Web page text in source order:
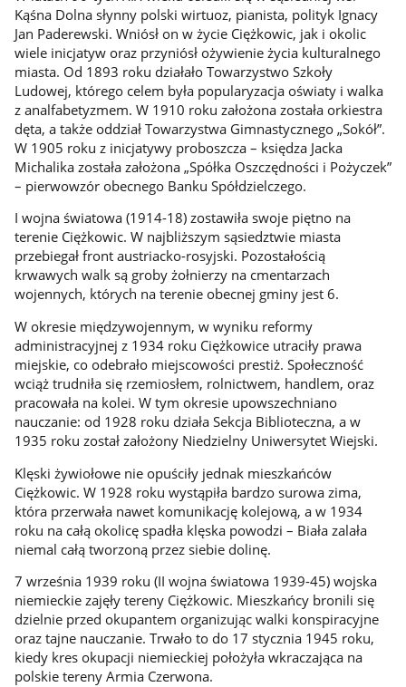
Kąśna Dolna słynny polski wirtuoz, pianista, polityk Ignacy
Jan Paderewski. Wniósł on w życie Ciężkowic, jak i okolic
wiele inicjatyw oraz przyniósł ożywienie życia kulturalnego
miasta. Od 1893 roku działało Towarzystwo Szkoły
Ludowej, którego celem była popularyzacja oświaty i walka
z analfabetyzmem. W 1910 roku założona została orkiestra
dęta, a także oddział Towarzystwa Gimnastycznego „Sokół”.
W 1905 roku z inicjatywy proboszcza – księdza Jacka
Michalika została założona „Spółka Oszczędności i Pożyczek”
– pierwowzór obecnego Banku Spółdzielczego.
I wojna światowa (1914-18) zostawiła swoje piętno na
terenie Ciężkowic. W najbliższym sąsiedztwie miasta
przebiegał front austriacko-rosyjski. Pozostałością
krwawych walk są groby żołnierzy na cmentarzach
wojennych, których na terenie obecnej gminy jest 6.
W okresie międzywojennym, w wyniku reformy
administracyjnej z 1934 roku Ciężkowice utraciły prawa
miejskie, co odebrało miejscowości prestiż. Społeczność
wciąż trudniła się rzemiosłem, rolnictwem, handlem, oraz
pracowała na kolei. W tym okresie upowszechniano
nauczanie: od 1928 roku działa Sekcja Biblioteczna, a w
1935 roku został założony Niedzielny Uniwersytet Wiejski.
Klęski żywiołowe nie opuściły jednak mieszkańców
Ciężkowic. W 1928 roku wystąpiła bardzo surowa zima,
która przerwała nawet komunikację kolejową, a w 1934
roku na całą okolicę spadła klęska powodzi – Biała zalała
niemal całą tworzoną przez siebie dolinę.
7 września 1939 roku (II wojna światowa 1939-45) wojska
niemieckie zajęły tereny Ciężkowic. Mieszkańcy bronili się
dzielnie przed okupantem organizując walki konspiracyjne
oraz tajne nauczanie. Trwało to do 17 stycznia 1945 roku,
kiedy kres okupacji niemieckiej położyła wkraczająca na
polskie tereny Armia Czerwona.